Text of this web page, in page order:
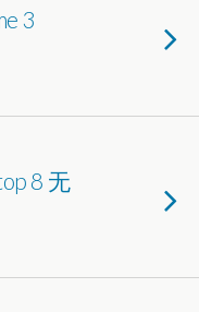
3
8 无